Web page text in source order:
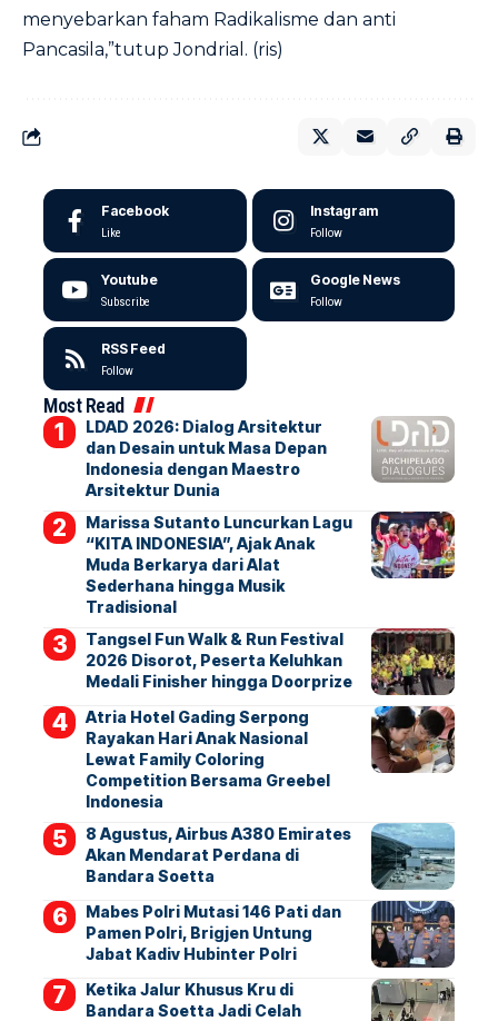
menyebarkan faham Radikalisme dan anti
Pancasila,”tutup Jondrial. (ris)
Facebook
Like
Instagram
Follow
Youtube
Subscribe
Google News
Follow
RSS Feed
Follow
Most Read
LDAD 2026: Dialog Arsitektur
dan Desain untuk Masa Depan
Indonesia dengan Maestro
Arsitektur Dunia
Marissa Sutanto Luncurkan Lagu
“KITA INDONESIA”, Ajak Anak
Muda Berkarya dari Alat
Sederhana hingga Musik
Tradisional
Tangsel Fun Walk & Run Festival
2026 Disorot, Peserta Keluhkan
Medali Finisher hingga Doorprize
Atria Hotel Gading Serpong
Rayakan Hari Anak Nasional
Lewat Family Coloring
Competition Bersama Greebel
Indonesia
8 Agustus, Airbus A380 Emirates
Akan Mendarat Perdana di
Bandara Soetta
Mabes Polri Mutasi 146 Pati dan
Pamen Polri, Brigjen Untung
Jabat Kadiv Hubinter Polri
Ketika Jalur Khusus Kru di
Bandara Soetta Jadi Celah